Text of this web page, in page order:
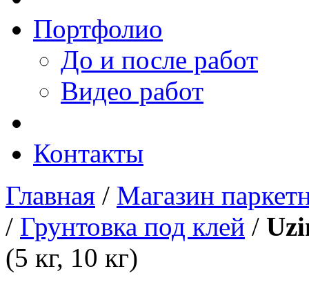
Портфолио
До и после работ
Видео работ
Контакты
Главная / Магазин
/ Грунтовка под клей /
(5 кг, 10 кг)